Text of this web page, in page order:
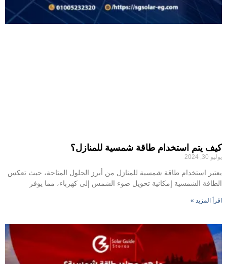
كيف يتم استخدام طاقة شمسية للمنازل؟
يوليو 30, 2024
يعتبر استخدام طاقة شمسية للمنازل من أبرز الحلول المتاحة، حيث تعكس
الطاقة الشمسية إمكانية تحويل ضوء الشمس إلى كهرباء، مما يوفر
اقرأ المزيد »